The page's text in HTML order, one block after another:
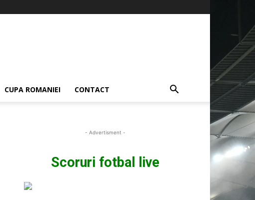
CUPA ROMANIEI CONTACT
- Advertisment -
Scoruri fotbal live